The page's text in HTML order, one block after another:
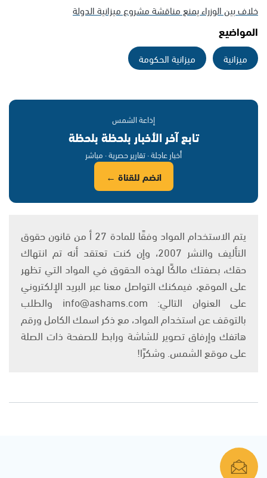
خلاف بين الوزراء يمنع مناقشة مشروع ميزانية الدولة
المواضيع
ميزانية ميزانية الحكومة
إذاعة الشمس
تابع آخر الأخبار بلحظة بلحظة
أخبار عاجلة · تقارير حصرية · مباشر
انضم للقناة ←
يتم الاستخدام المواد وفقًا للمادة 27 أ من قانون حقوق
التأليف والنشر 2007، وإن كنت تعتقد أنه تم انتهاك
حقك، بصفتك مالكًا لهذه الحقوق في المواد التي تظهر
على الموقع، فيمكنك التواصل معنا عبر البريد الإلكتروني
على العنوان التالي: info@ashams.com والطلب
بالتوقف عن استخدام المواد، مع ذكر اسمك الكامل ورقم
هاتفك وإرفاق تصوير للشاشة ورابط للصفحة ذات الصلة
على موقع الشمس. وشكرًا!